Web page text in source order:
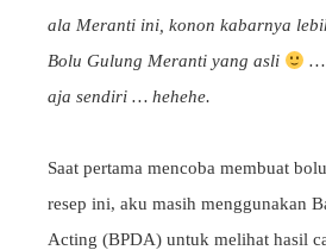
ala Meranti ini, konon kabarnya
Bolu Gulung Meranti yang asli
…
aja sendiri … hehehe.
Saat pertama mencoba membuat
resep ini, aku masih menggunakan
Acting (BPDA) untuk melihat hasil